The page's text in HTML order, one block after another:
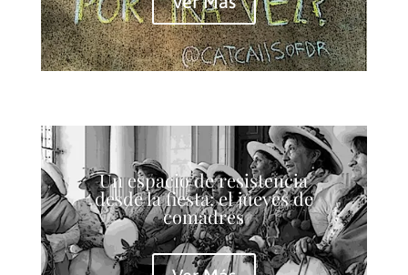
Un espacio de resistencia
desde la fiesta: el jueves de
comadres